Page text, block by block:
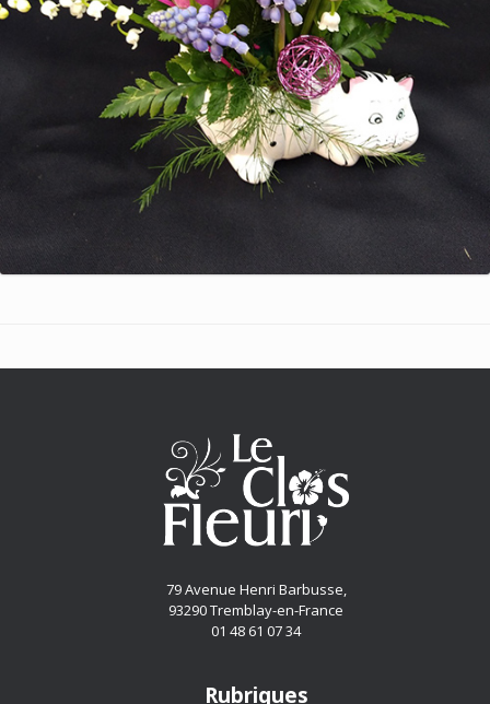
79 Avenue Henri Barbusse,
93290 Tremblay-en-France
01 48 61 07 34
Rubriques